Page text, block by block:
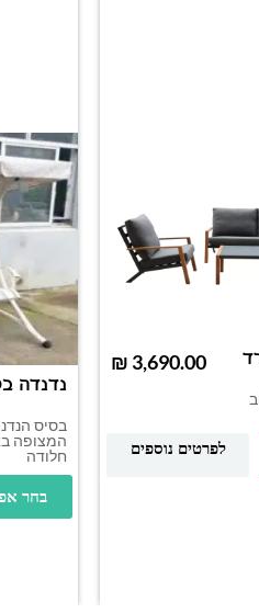
₪
לפרטים נוספים
נדנדה
בסיס
המצופה
חלודה
בחר